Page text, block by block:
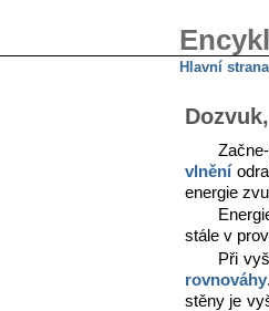
Hlavní strana
vlnění
energie
stále v
Při
rovnováhy
stěny je